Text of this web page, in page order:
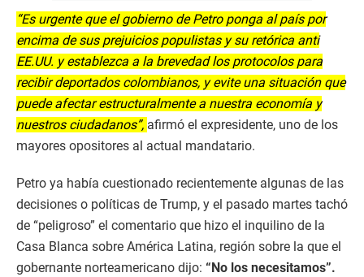
“Es urgente que el gobierno de Petro ponga al país por
encima de sus prejuicios populistas y su retórica anti
EE.UU. y establezca a la brevedad los protocolos para
recibir deportados colombianos, y evite una situación que
puede afectar estructuralmente a nuestra economía y
nuestros ciudadanos”, afirmó el expresidente, uno de los
mayores opositores al actual mandatario.
Petro ya había cuestionado recientemente algunas de las
decisiones o políticas de Trump, y el pasado martes tachó
de “peligroso” el comentario que hizo el inquilino de la
Casa Blanca sobre América Latina, región sobre la que el
gobernante norteamericano dijo: “No los necesitamos”.